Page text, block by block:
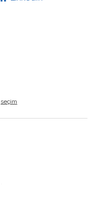
seçim